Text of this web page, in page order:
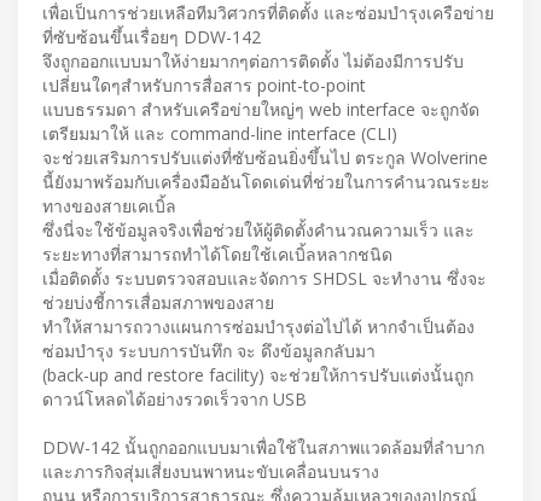
เพื่อเป็นการช่วยเหลือทีมวิศวกรที่ติดตั้ง และซ่อมบำรุงเครือข่าย
ที่ซับซ้อนขึ้นเรื่อยๆ DDW-142
จึงถูกออกแบบมาให้ง่ายมากๆต่อการติดตั้ง ไม่ต้องมีการปรับ
เปลี่ยนใดๆสำหรับการสื่อสาร point-to-point
แบบธรรมดา สำหรับเครือข่ายใหญ่ๆ web interface จะถูกจัด
เตรียมมาให้ และ command-line interface (CLI)
จะช่วยเสริมการปรับแต่งที่ซับซ้อนยิ่งขึ้นไป ตระกูล Wolverine
นี้ยังมาพร้อมกับเครื่องมืออันโดดเด่นที่ช่วยในการคำนวณระยะ
ทางของสายเคเบิ้ล
ซึ่งนี่จะใช้ข้อมูลจริงเพื่อช่วยให้ผู้ติดตั้งคำนวณความเร็ว และ
ระยะทางที่สามารถทำได้โดยใช้เคเบิ้ลหลากชนิด
เมื่อติดตั้ง ระบบตรวจสอบและจัดการ SHDSL จะทำงาน ซึ่งจะ
ช่วยบ่งชี้การเสื่อมสภาพของสาย
ทำให้สามารถวางแผนการซ่อมบำรุงต่อไปได้ หากจำเป็นต้อง
ซ่อมบำรุง ระบบการบันทึก จะ ดึงข้อมูลกลับมา
(back-up and restore facility) จะช่วยให้การปรับแต่งนั้นถูก
ดาวน์โหลดได้อย่างรวดเร็วจาก USB
DDW-142 นั้นถูกออกแบบมาเพื่อใช้ในสภาพแวดล้อมที่ลำบาก
และภารกิจสุ่มเสี่ยงบนพาหนะขับเคลื่อนบนราง
ถนน หรือการบริการสาธารณะ ซึ่งความล้มเหลวของอุปกรณ์